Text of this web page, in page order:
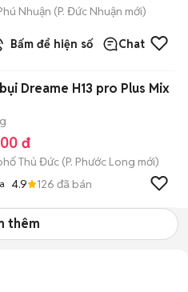
Nhuận (P. Đức Nhuận mới)
Bấm để hiện số Chat
Dreame H13 pro Plus Mix
đ
Thủ Đức (P. Phước Long mới)
4.9 126 đã bán
thêm